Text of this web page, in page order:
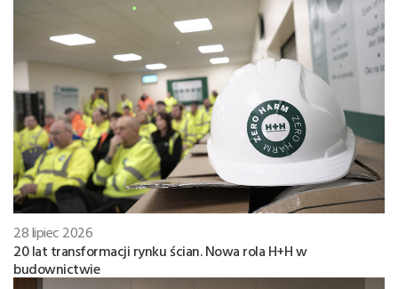
28 lipiec 2026
20 lat transformacji rynku ścian. Nowa rola H+H w
budownictwie